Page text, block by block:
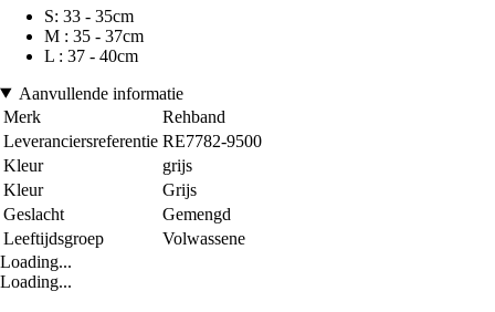
S: 33 - 35cm
M : 35 - 37cm
L : 37 - 40cm
Aanvullende informatie
Merk
Rehband
Leveranciersreferentie RE7782-9500
Kleur
grijs
Kleur
Grijs
Geslacht
Gemengd
Leeftijdsgroep
Volwassene
Loading...
Loading...